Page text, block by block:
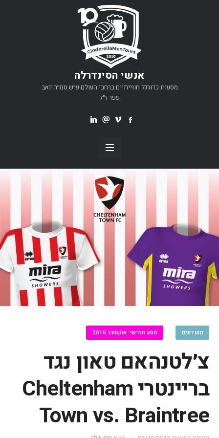
אנשי הסינדרלה
מסעות כדורגל חווייתיים ברחבי העולם ע״ש סמ״ר יואב
פפר ז״ל
מועדונים מסע חמישי: אוקטובר 2015
צ׳לטנהאם טאון נגד
בריינטרי Cheltenham
Town vs. Braintree